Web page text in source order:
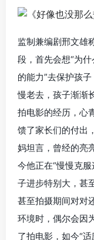
监制兼编剧邢文雄
段，首先会想“为
的能力”去保护孩
慢老去，孩子渐渐
拍电影的经历，心
馈了家长们的付出
妈坦言，曾经的亮
今他正在“慢慢克
子进步特别大，甚
甚至拍摄期间对对
环境时，偶尔会因
了拍电影，如今“